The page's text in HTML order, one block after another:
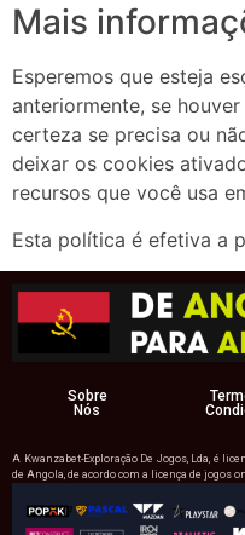
Mais
Esperemos que esteja
anteriormente, se
certeza se precisa ou
deixar os cookies
recursos que você usa
Esta política é efetiva a
Sobre
Nós
A Kwanzabet-Exploração De Jogos, Lda, é
de Angola, de acordo com a licença de jogos